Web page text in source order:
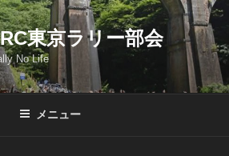
東京ラリー部会
No Life
メニュー